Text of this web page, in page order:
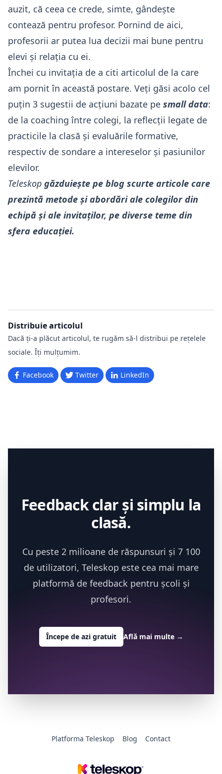
auzit, că ceea ce crede, simte, gândește
contează pentru profesor. Pornind de aici,
profesorii ar putea lua decizii mai bune pentru
elevi și relația cu ei.
Închei cu invitația de a citi articolul de la care
am pornit în această postare. Veți găsi acolo cel
puțin 3 sugestii de acțiuni bazate pe small data:
de la coaching între colegi, la reflecții legate de
practicile la clasă și evaluările formative,
respectiv de sondare a intereselor și pasiunilor
elevilor.
Teleskop găzduiește pe blog scurte articole care
prezintă metode și abordări ale colegilor din
echipă și ale invitaților, pe diverse teme din
sfera educației.
Distribuie articolul
Dacă ți-a plăcut articolul, te rugăm să-l distribui pe rețelele
sociale. Îți mulțumim.
Facebook Twitter LinkedIn
Feedback clar și simplu la
clasă.
Cu peste 2 milioane de răspunsuri și 7 100
de utilizatori, Teleskop este cea mai mare
platformă de feedback pentru școli și
profesori.
Începe de azi gratuit Află mai multe →
Platforma Teleskop Blog Contact